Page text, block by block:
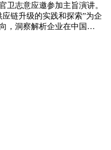
卫志意应邀参加主旨演讲。
链升级的实践和探索”为企
，洞察解析企业在中国…